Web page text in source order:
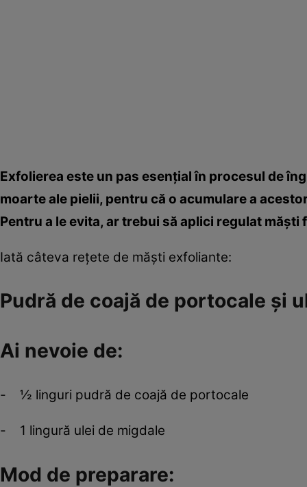
Exfolierea este un pas esenţial în procesul de
moarte ale pielii, pentru că o acumulare a
Pentru a le evita, ar trebui să aplici regulat
Iată câteva reţete de măşti exfoliante:
Pudră de coajă de portocale şi
Ai nevoie de:
- ½ linguri pudră de coajă de portocale
- 1 lingură ulei de migdale
Mod de preparare: